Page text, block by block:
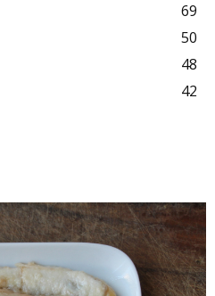
69
50
48
42